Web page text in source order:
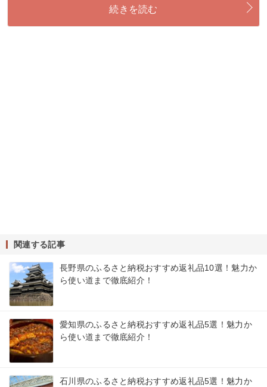
続きを読む
関連する記事
長野県のふるさと納税おすすめ返礼品10選！魅力か
ら使い道まで徹底紹介！
愛知県のふるさと納税おすすめ返礼品5選！魅力か
ら使い道まで徹底紹介！
石川県のふるさと納税おすすめ返礼品5選！魅力か